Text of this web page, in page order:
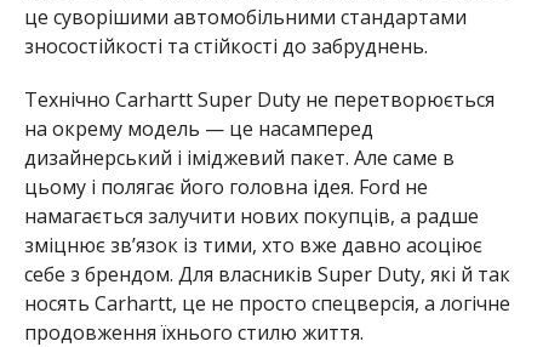
це суворішими автомобільними стандартами
зносостійкості та стійкості до забруднень.
Технічно Carhartt Super Duty не перетворюється
на окрему модель — це насамперед
дизайнерський і іміджевий пакет. Але саме в
цьому і полягає його головна ідея. Ford не
намагається залучити нових покупців, а радше
зміцнює зв’язок із тими, хто вже давно асоціює
себе з брендом. Для власників Super Duty, які й так
носять Carhartt, це не просто спецверсія, а логічне
продовження їхнього стилю життя.